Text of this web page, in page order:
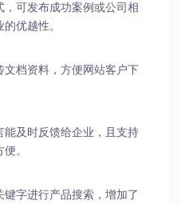
可发布成功案例或公司相
优越性。
档资料，方便网站客户下
及时反馈给企业，且支持
。
字进行产品搜索，增加了